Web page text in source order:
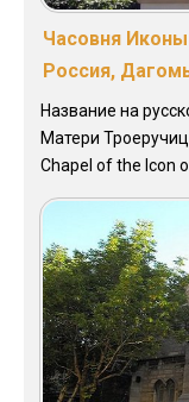
Часовня
Россия,
Название на
Матери
Chapel of the Icon